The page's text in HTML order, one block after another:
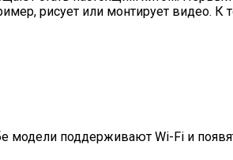
рисует или монтирует видео. К
поддерживают Wi-Fi и